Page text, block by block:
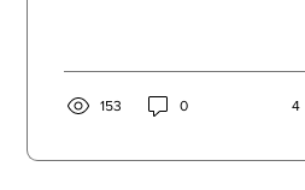
153 0 4